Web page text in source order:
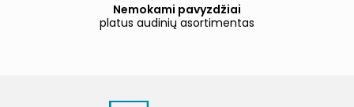
Nemokami pavyzdžiai
platus audinių asortimentas